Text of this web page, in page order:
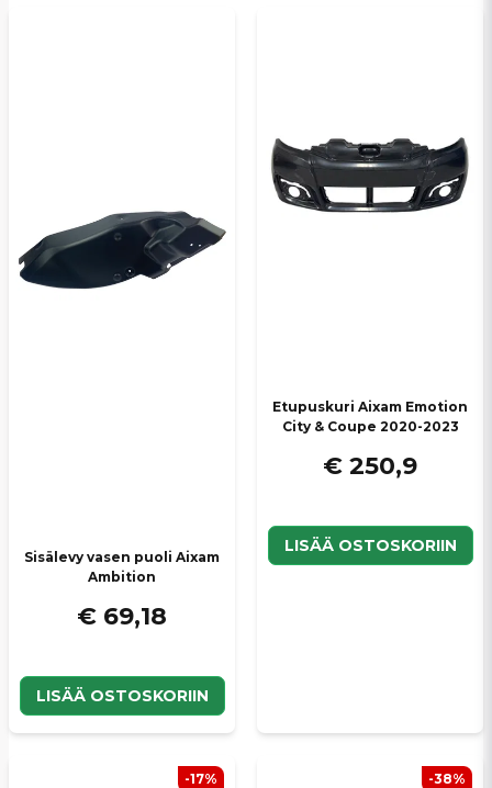
Sisälevy vasen puoli Aixam
Ambition
€ 69,18
LISÄÄ OSTOSKORIIN
Etupuskuri Aixam Emotion
City & Coupe 2020-2023
€ 250,9
LISÄÄ OSTOSKORIIN
-17% -38%